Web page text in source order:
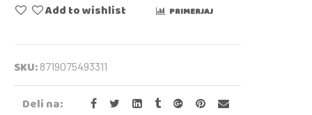
Add to wishlist PRIMERJAJ
SKU: 8719075493311
Deli na: